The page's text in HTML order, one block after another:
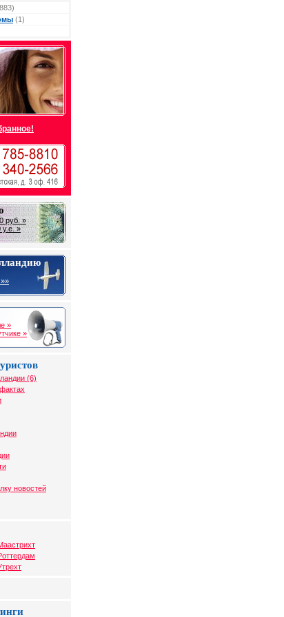
(1)
руб. »
у.е. »
»
»
(6)
новостей